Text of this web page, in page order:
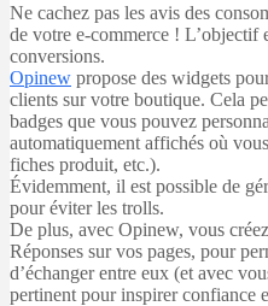
Ne cachez pas les avis des
de votre e-commerce ! L’objectif
conversions.
Opinew propose des widgets
clients sur votre boutique. Cela
badges que vous pouvez
automatiquement affichés où
fiches produit, etc.).
Évidemment, il est possible de
pour éviter les trolls.
De plus, avec Opinew, vous
Réponses sur vos pages, pour
d’échanger entre eux (et avec
pertinent pour inspirer confiance